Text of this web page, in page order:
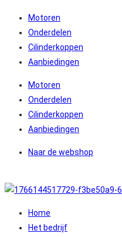
Motoren
Onderdelen
Cilinderkoppen
Aanbiedingen
Motoren
Onderdelen
Cilinderkoppen
Aanbiedingen
Naar de webshop
Home
Het bedrijf